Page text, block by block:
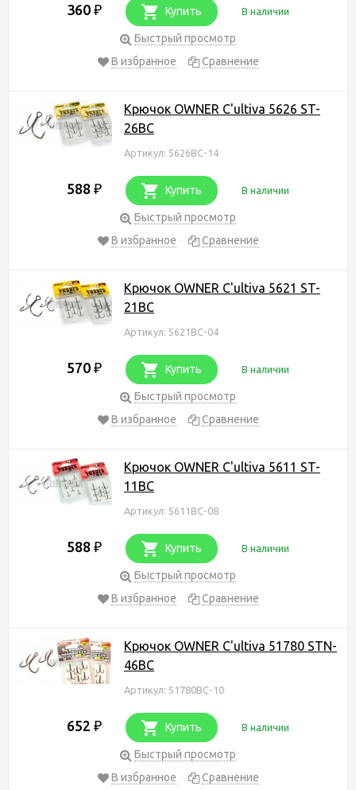
360 ₽ Купить В наличии
Быстрый просмотр
В избранное
Сравнение
Крючок OWNER C'ultiva 5626 ST-
26BC
Артикул: 5626BC-14
588 ₽ Купить В наличии
Быстрый просмотр
В избранное
Сравнение
Крючок OWNER C'ultiva 5621 ST-
21BC
Артикул: 5621BC-04
570 ₽ Купить В наличии
Быстрый просмотр
В избранное
Сравнение
Крючок OWNER C'ultiva 5611 ST-
11BC
Артикул: 5611BC-08
588 ₽ Купить В наличии
Быстрый просмотр
В избранное
Сравнение
Крючок OWNER C'ultiva 51780 STN-
46BC
Артикул: 51780BC-10
652 ₽ Купить В наличии
Быстрый просмотр
В избранное
Сравнение